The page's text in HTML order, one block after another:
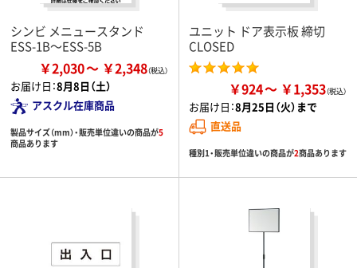
シンビ メニュースタンド
ESS-1B～ESS-5B
￥2,030 ￥2,348
お届け日：8月8日（土）
アスクル在庫商品
製品サイズ（mm）・販売単位違いの商品が5
商品あります
ユニット ドア表示板 締切
CLOSED
￥924 ￥1,353
お届け日：8月25日（火）まで
直送品
種別1・販売単位違いの商品が2商品あります